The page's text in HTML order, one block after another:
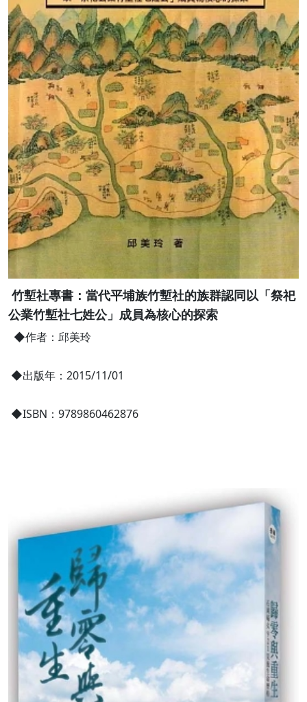
竹塹社專書：當代平埔族竹塹社的族群認同以「祭祀
公業竹塹社七姓公」成員為核心的探索
◆作者：邱美玲
◆出版年：2015/11/01
◆ISBN：9789860462876